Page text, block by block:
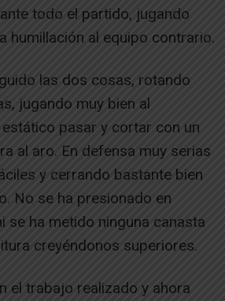
todo el partido, jugando
humillación al equipo contrario.
las dos cosas, rotando
jugando muy bien al
pasar y cortar con un
al aro. En defensa muy serias
y cerrando bastante bien
No se ha presionado en
se ha metido ninguna canasta
creyéndonos superiores.
el trabajo realizado y ahora